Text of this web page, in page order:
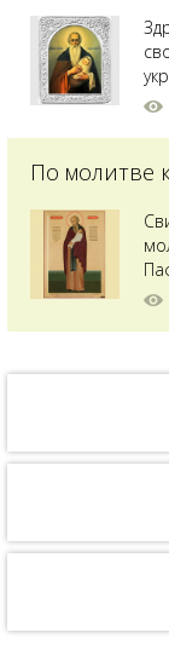
мы
По молитве